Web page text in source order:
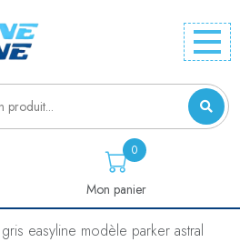
Mon panier
0
easyline modèle parker astral